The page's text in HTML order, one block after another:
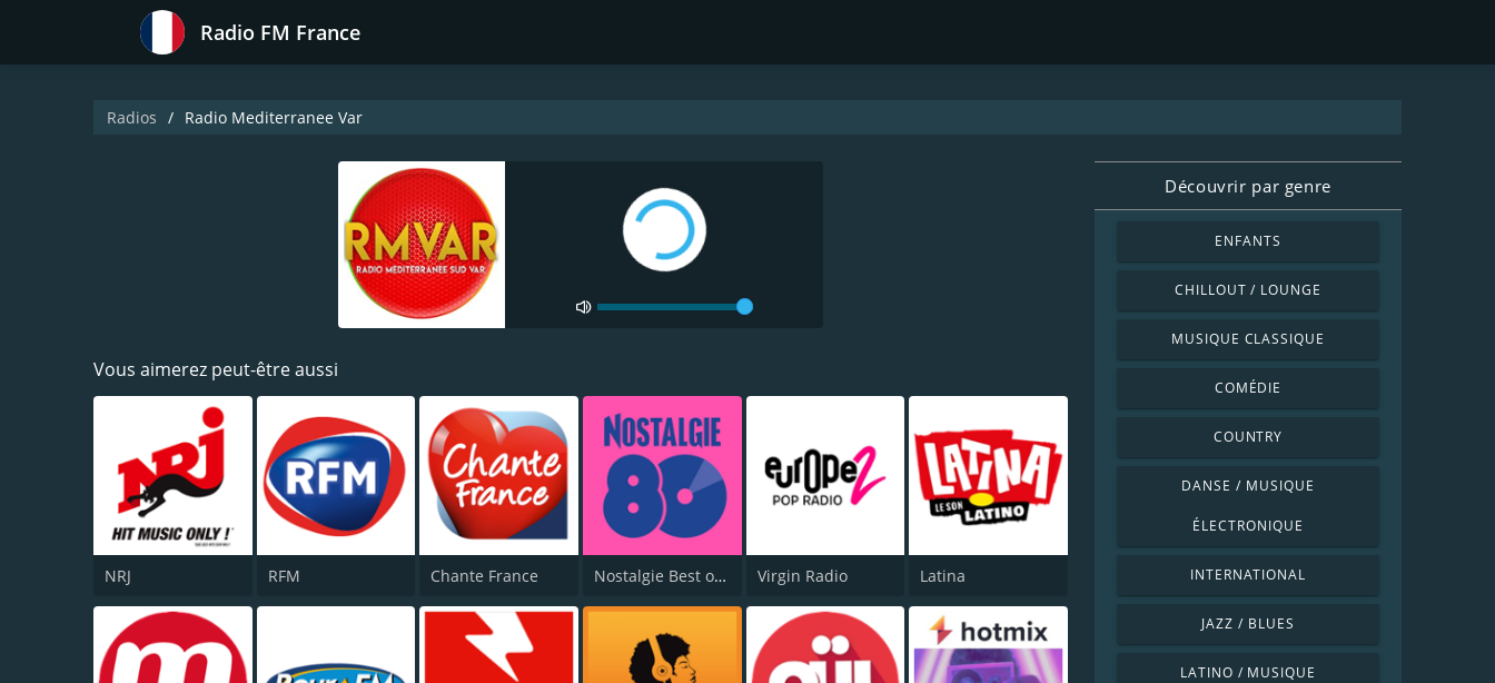
Radio FM France
Radios Radio Mediterranee Var
Vous aimerez peut-être aussi
NRJ RFM Chante France Nostalgie Best of 80s Virgin Radio Latina
Découvrir par genre
ENFANTS
CHILLOUT / LOUNGE
MUSIQUE CLASSIQUE
COMÉDIE
COUNTRY
DANSE / MUSIQUE
ÉLECTRONIQUE
INTERNATIONAL
JAZZ / BLUES
LATINO / MUSIQUE